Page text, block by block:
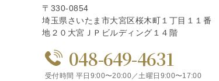
〒330-0854
埼玉県さいたま市大宮区桜木町１丁目１１番
地２０大宮ＪＰビルディング１４階
048-649-4631
受付時間 平日9:00〜20:00／土曜日9:00〜17:00